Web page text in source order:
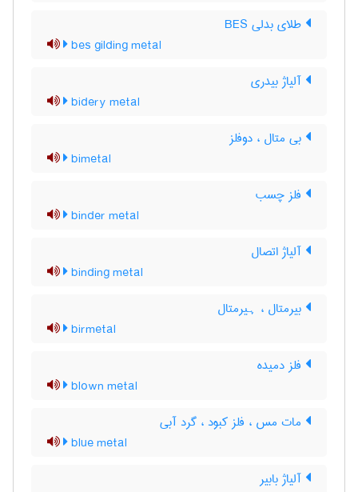
طلای بدلی BES
bes gilding metal
آلیاژ بیدری
bidery metal
بی متال ، دوفلز
bimetal
فلز چسب
binder metal
آلیاژ اتصال
binding metal
بیرمتال ، ہیرمتال
birmetal
فلز دمیده
blown metal
مات مس ، فلز کبود ، گرد آبی
blue metal
آلیاژ بابیر